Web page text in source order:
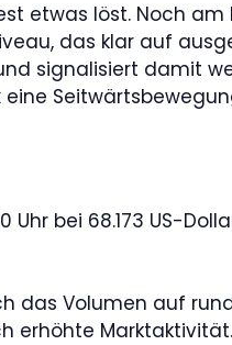
etwas löst. Noch am
das klar auf
signalisiert damit
bei 68.173 US-
das Volumen auf
erhöhte Marktaktivität.